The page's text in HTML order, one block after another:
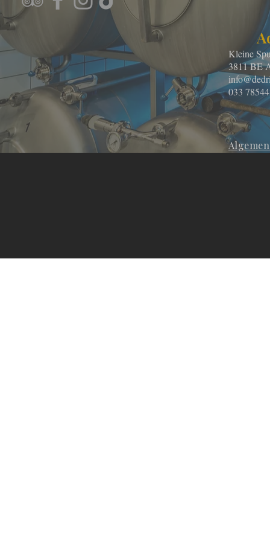
Kleine
3811 BE
033